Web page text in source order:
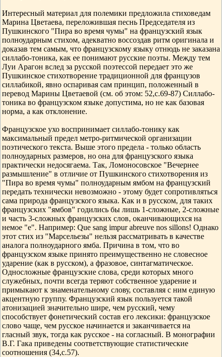
Интересный материал для полемики предложила стиховедам
Марина Цветаева, переложившая песнь Председателя из
Пушкинского "Пира во время чумы" на французский язык
полноударным стихом, адекватно воссоздав ритм оригинала и
доказав тем самым, что французскому языку отнюдь не заказана
силлабо-тоника, как ее понимают русские поэты. Между тем
Луи Арагон вслед за русской поэтессой передает это же
Пушкинское стихотворение традиционной для французов
силлабикой, явно оспаривая сам принцип, положенный в
перевод Марины Цветаевой (см. об этом: 52,с.69-87) Силлабо-
тоника во французском языке допустима, но не как базовая
норма, а как отклонение.
Французское ухо воспринимает силлабо-тонику как
максимальный предел метро-ритмической организации
поэтического текста. Выше этого предела - только область
полноударных размеров, но она для французского языка
практически недосягаема. Так, Ломоносовское "Вечернее
размышление" в отличие от Пушкинского стихотворения из
"Пира во время чумы" полноударным ямбом на французский
передать технически невозможно - этому будет сопротивляться
сама природа французского языка. Как и в русском, для таких
французских "ямбов" годились бы лишь 1-сложные, 2-сложные
и часть 3-сложных французских слов, оканчивающихся на
немое "е". Например: Que sang impur abreuve nos sillons! Однако
этот стих из "Марсельезы" нельзя рассматривать в качестве
аналога полноударного ямба. Причина в том, что во
французском языке принято преимущественно не словесное
ударение (как в русском), а фразовое, синтагматическое.
Односложные французские слова, среди которых много
служебных, почти всегда теряют собственное ударение и
примыкают к знаменательному слову, составляя с ним единую
акцентную группу. Французский язык пользуется такой
атонизацией значительно шире, чем русский, чему
способствует фонетический состав его лексики: французское
слово чаще, чем русское начинается и заканчивается на
гласный звук, тогда как русское - на согласный. В монографии
В.Г. Гака приведены соответствующие статистические
соотношения (34,с.57).